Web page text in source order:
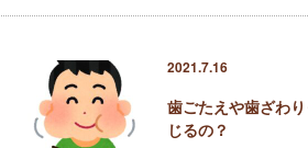
2021.7.16
歯ごたえや歯ざわ
じるの？